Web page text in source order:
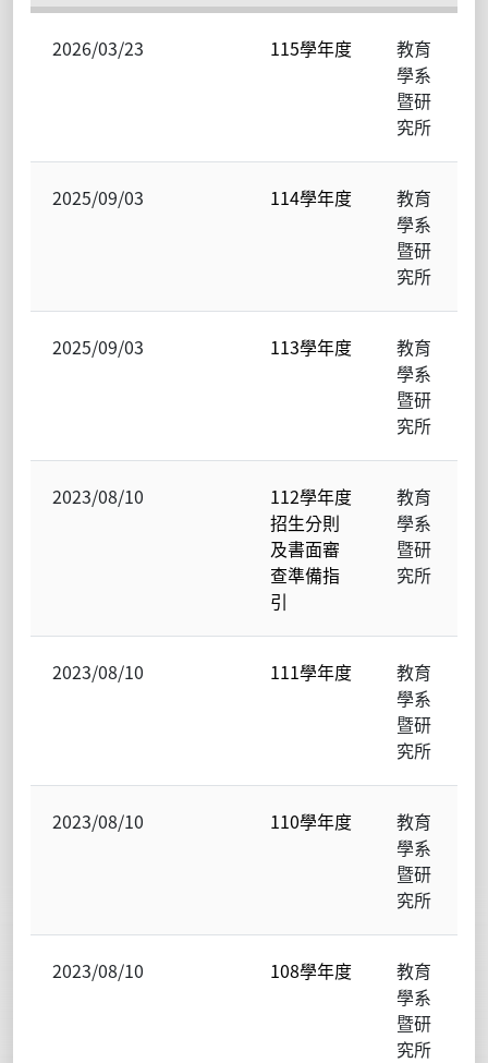
2026/03/23 115學年度
教育
學系
暨研
究所
2025/09/03 114學年度
教育
學系
暨研
究所
2025/09/03 113學年度
教育
學系
暨研
究所
2023/08/10
112學年度
招生分則
及書面審
查準備指
引
教育
學系
暨研
究所
2023/08/10 111學年度
教育
學系
暨研
究所
2023/08/10 110學年度
教育
學系
暨研
究所
2023/08/10 108學年度
教育
學系
暨研
究所